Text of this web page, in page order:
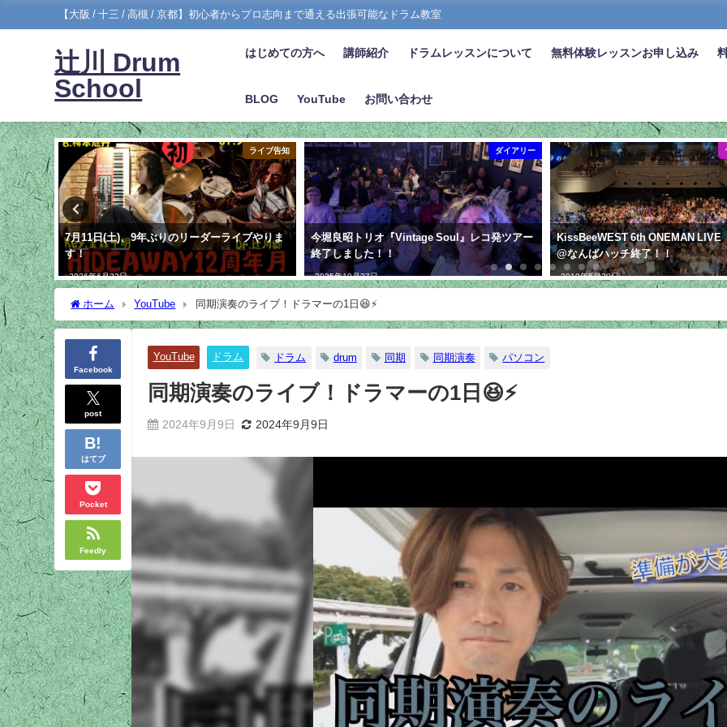
【大阪 / 十三 / 高槻 / 京都】初心者からプロ志向まで通える出張可能なドラム教室
辻川 Drum
School
はじめての方へ 講師紹介 ドラムレッスンについて 無料体験レッスンお申し込み
BLOG YouTube お問い合わせ
ブ振り返り ライブ告知
7月11日(土)、9年ぶりのリーダーライブやりま
す！
2026年6月22日
ダイアリー
今堀良昭トリオ『Vintage Soul』レコ発ツアー
終了しました！！
2025年10月27日
KissBeeWEST 6th ONEMAN LIVE
@なんばハッチ終了！！
2019年5月20日
ホーム YouTube 同期演奏のライブ！ドラマーの1日😆⚡
Facebook
post
はてブ
Pocket
Feedly
YouTube ドラム ドラム drum 同期 同期演奏 パソコン
同期演奏のライブ！ドラマーの1日😆⚡
2024年9月9日 2024年9月9日